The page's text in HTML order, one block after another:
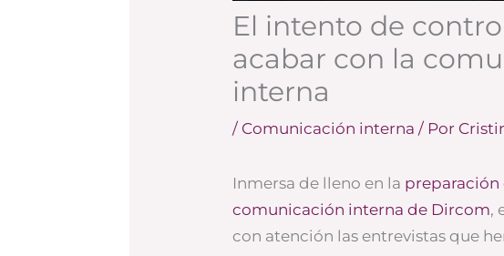
El intento de
acabar con la
interna
/ Comunicación interna / Por
Inmersa de lleno en la preparación
comunicación interna de Dircom,
con atención las entrevistas que